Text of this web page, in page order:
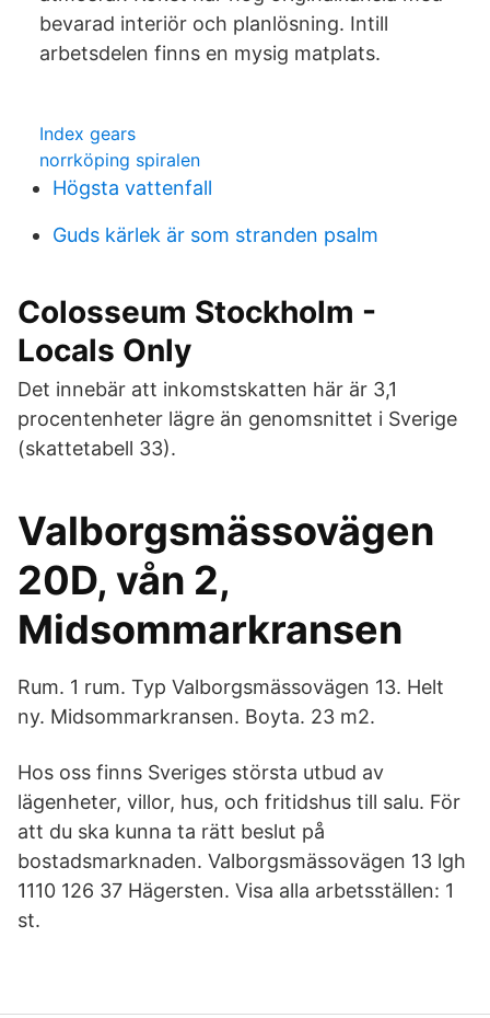
bevarad interiör och planlösning. Intill
arbetsdelen finns en mysig matplats.
Index gears
norrköping spiralen
Högsta vattenfall
Guds kärlek är som stranden psalm
Colosseum Stockholm -
Locals Only
Det innebär att inkomstskatten här är 3,1
procentenheter lägre än genomsnittet i Sverige
(skattetabell 33).
Valborgsmässovägen
20D, vån 2,
Midsommarkransen
Rum. 1 rum. Typ Valborgsmässovägen 13. Helt
ny. Midsommarkransen. Boyta. 23 m2.
Hos oss finns Sveriges största utbud av
lägenheter, villor, hus, och fritidshus till salu. För
att du ska kunna ta rätt beslut på
bostadsmarknaden. Valborgsmässovägen 13 lgh
1110 126 37 Hägersten. Visa alla arbetsställen: 1
st.